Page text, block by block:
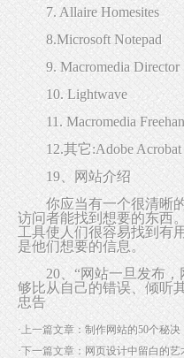
7. Allaire Homesites
8.Microsoft Notepad
9. Macromedia Director
10. Lightwave
11. Macromedia
12.其它:Adobe Acrobat
19、网站介绍
你应当有一个很清晰的
访问者能找到想要的东西
工具使人们很容易找到有
是他们想要的信息。
20、“网站一旦发布，网
够比从自己的错误、倾听
忠告
·上一篇文章： 制作网站的50个秘决
·下一篇文章： 网页设计中留白的艺